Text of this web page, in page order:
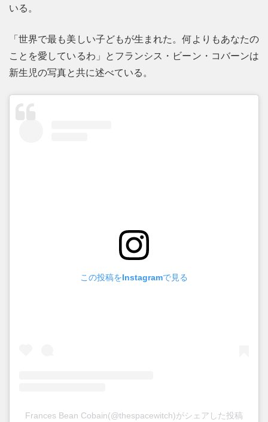
いる。
「世界で最も美しい子どもが生まれた。何よりもあなたの
ことを愛しているわ」とフランシス・ビーン・コバーンは
新生児の写真と共に述べている。
この投稿をInstagramで見る
Frances Bean Cobain(@thespacewitch)がシェアした投稿